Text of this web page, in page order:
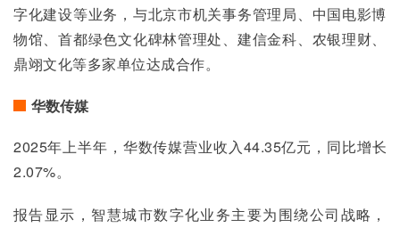
字化建设等业务，与北京市机关事务管理局、中国电影博
物馆、首都绿色文化碑林管理处、建信金科、农银理财、
鼎翊文化等多家单位达成合作。
华数传媒
2025年上半年，华数传媒营业收入44.35亿元，同比增长
2.07%。
报告显示，智慧城市数字化业务主要为围绕公司战略，